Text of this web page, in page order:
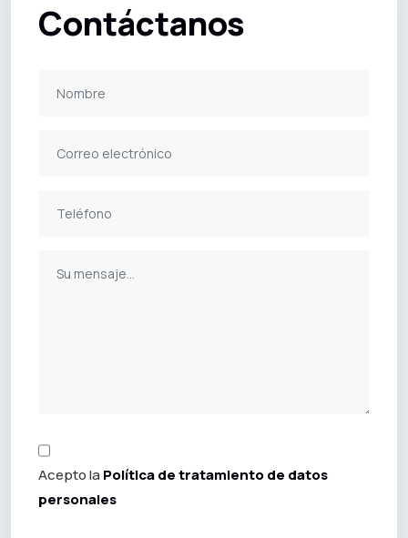
Contáctanos
Acepto la Política de tratamiento de datos
personales